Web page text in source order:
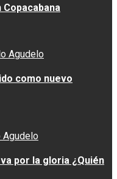
Agudelo
como nuevo
por la gloria ¿Quién